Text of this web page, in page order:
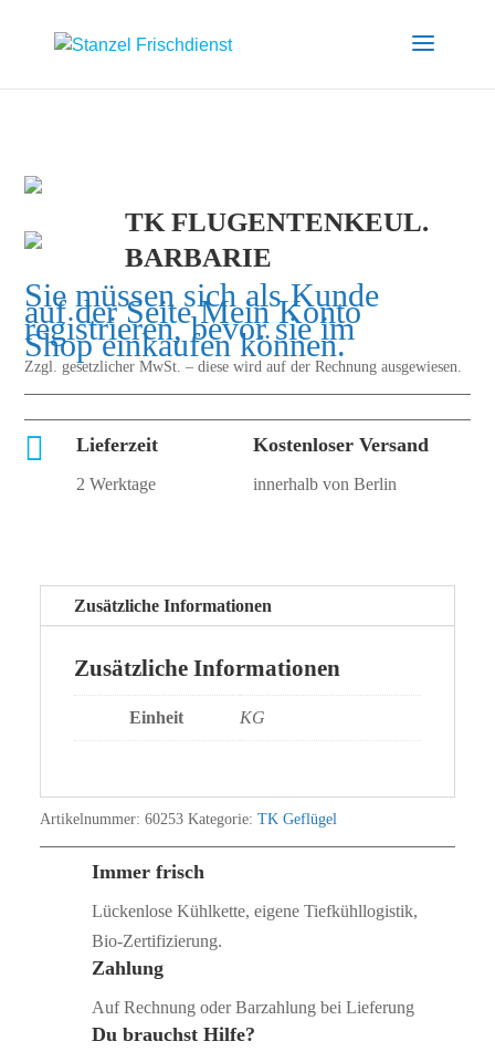
TK FLUGENTENKEUL.
BARBARIE
Sie müssen sich als Kunde
auf der SeiteMein Konto
registrieren, bevor sie im
Shop einkaufen können.
Zzgl. gesetzlicher MwSt. – diese wird auf der Rechnung ausgewiesen.
 Lieferzeit
2 Werktage
Kostenloser Versand
innerhalb von Berlin
Zusätzliche Informationen
Zusätzliche Informationen
Einheit KG
Artikelnummer: 60253 Kategorie: TK Geflügel
Immer frisch
Lückenlose Kühlkette, eigene Tiefkühllogistik,
Bio‑Zertifizierung.
Zahlung
Auf Rechnung oder Barzahlung bei Lieferung
Du brauchst Hilfe?